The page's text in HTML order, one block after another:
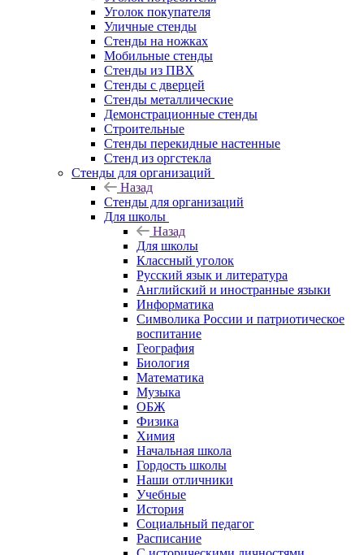
Уголок покупателя
Уличные стенды
Стенды на ножках
Мобильные стенды
Стенды из ПВХ
Стенды с дверцей
Стенды металлические
Демонстрационные стенды
Строительные
Стенды перекидные настенные
Стенд из оргстекла
Стенды для организаций
Назад
Стенды для организаций
Для школы
Назад
Для школы
Классный уголок
Русский язык и литература
Английский и иностранные языки
Информатика
Символика России и патриотическое
воспитание
География
Биология
Математика
Музыка
ОБЖ
Физика
Химия
Начальная школа
Гордость школы
Наши отличники
Учебные
История
Социальный педагог
Расписание